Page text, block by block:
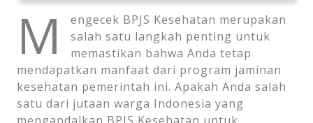
M
engecek BPJS Kesehatan merupakan
salah satu langkah penting untuk
memastikan bahwa Anda tetap
mendapatkan manfaat dari program jaminan
kesehatan pemerintah ini. Apakah Anda salah
satu dari jutaan warga Indonesia yang